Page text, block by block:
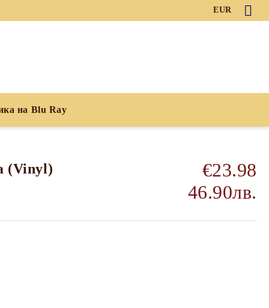
EUR
на Blu Ray
(Vinyl)
€23.98
46.90лв.